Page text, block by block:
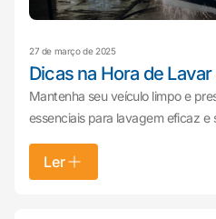
27 de março de 2025
Dicas na Hora de
Mantenha seu veículo limpo e
essenciais para lavagem eficaz e
Ler